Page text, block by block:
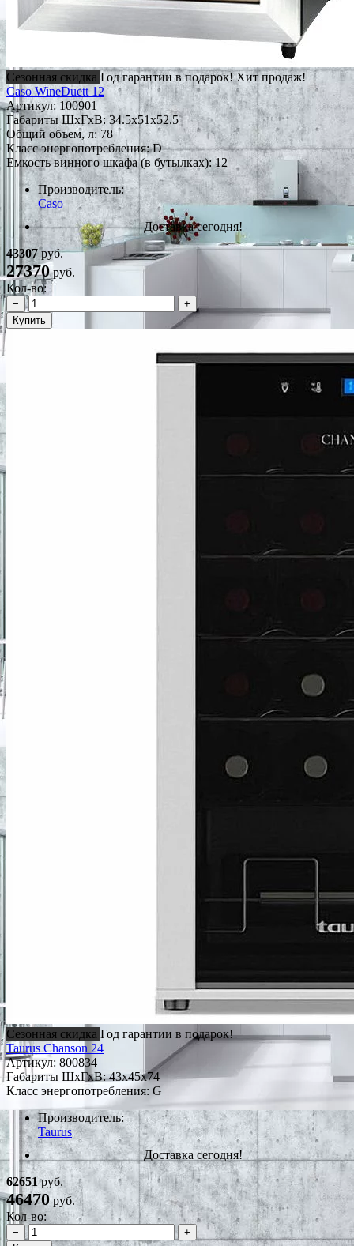
Сезонная скидка Год гарантии в подарок!Хит продаж!
Caso WineDuett 12
Артикул: 100901
Габариты ШxГxВ: 34.5x51x52.5
Общий объем, л: 78
Класс энергопотребления: D
Емкость винного шкафа (в бутылках): 12
Производитель:
Caso
Доставка сегодня!
43307руб.
27370руб.
Кол-во:
−
+
Купить
Сезонная скидка Год гарантии в подарок!
Taurus Chanson 24
Артикул: 800834
Габариты ШxГxВ: 43x45x74
Класс энергопотребления: G
Производитель:
Taurus
Доставка сегодня!
62651руб.
46470руб.
Кол-во:
−
+